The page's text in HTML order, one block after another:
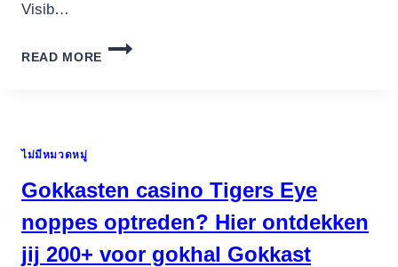
Visib…
READ MORE
WOLVERINE
REAL
MONEY
100
PERCENT
ไม่มีหมวดหมู่
Gokkasten casino Tigers Eye
noppes optreden? Hier ontdekken
jij 200+ voor gokhal Gokkast